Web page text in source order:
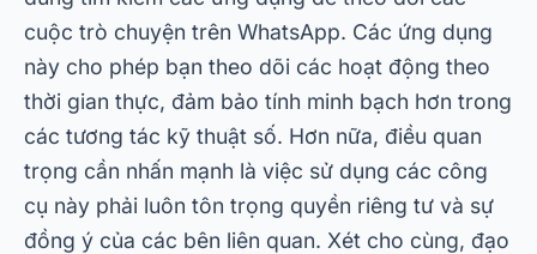
cuộc trò chuyện trên WhatsApp. Các ứng dụng
này cho phép bạn theo dõi các hoạt động theo
thời gian thực, đảm bảo tính minh bạch hơn trong
các tương tác kỹ thuật số. Hơn nữa, điều quan
trọng cần nhấn mạnh là việc sử dụng các công
cụ này phải luôn tôn trọng quyền riêng tư và sự
đồng ý của các bên liên quan. Xét cho cùng, đạo